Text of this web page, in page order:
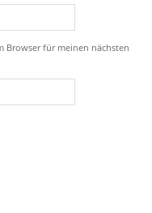
Browser für meinen nächsten